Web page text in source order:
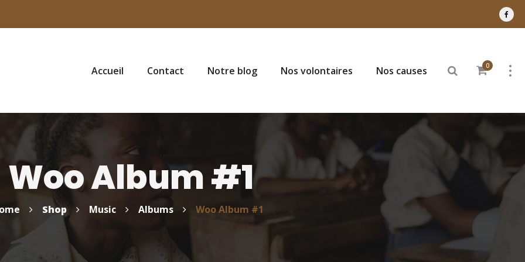
Accueil Contact Notre blog Nos volontaires Nos causes 0
Woo Album #1
Shop Music Albums Woo Album #1